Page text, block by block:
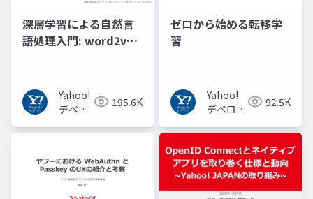
深層学習による自然言
語処理入門: word2vec
Yahoo!
デベロ
ネット
195.6K
ゼロから始める転移学
習
Yahoo!
デベロッ
トワーク
92.5K